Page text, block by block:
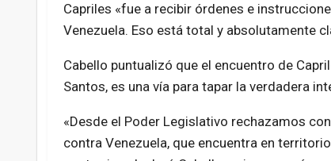
Capriles «fue a recibir órdenes e
Venezuela. Eso está total y absolutamente
Cabello puntualizó que el encuentro de
Santos, es una vía para tapar la verdadera
«Desde el Poder Legislativo rechazamos
contra Venezuela, que encuentra en